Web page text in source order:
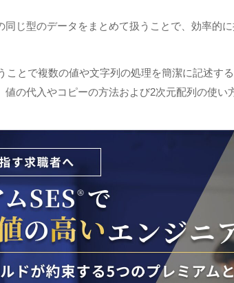
同じ型のデータをまとめて扱うことで、効率的
ことで複数の値や文字列の処理を簡潔に記述す
値の代入やコピーの方法および2次元配列の使い